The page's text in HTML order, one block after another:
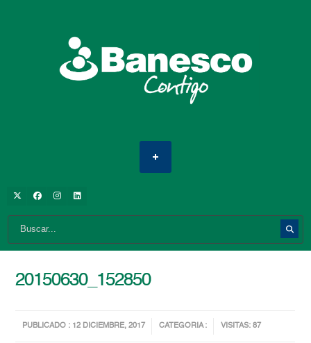
20150630_152850
PUBLICADO : 12 DICIEMBRE, 2017 CATEGORIA : VISITAS: 87